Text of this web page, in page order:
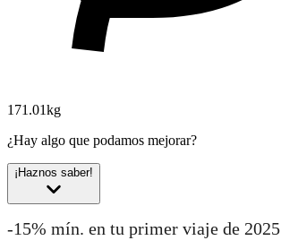
171.01kg
¿Hay algo que podamos mejorar?
¡Haznos saber!
-15% mín. en tu primer viaje de 2025